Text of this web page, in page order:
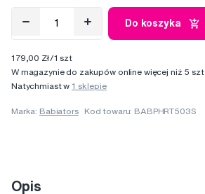
Do koszyka
179,00 Zł/1 szt
W magazynie do zakupów online więcej niż 5 szt
Natychmiast w1 sklepie
Marka: Babiators Kod towaru: BABPHRT503S
Opis